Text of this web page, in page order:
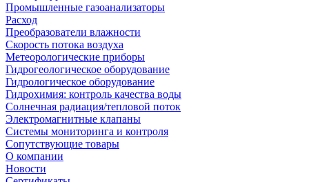
Промышленные газоанализаторы
Расход
Преобразователи влажности
Скорость потока воздуха
Метеорологические приборы
Гидрогеологическое оборудование
Гидрологическое оборудование
Гидрохимия: контроль качества воды
Солнечная радиация/тепловой поток
Электромагнитные клапаны
Системы мониторинга и контроля
Сопутствующие товары
О компании
Новости